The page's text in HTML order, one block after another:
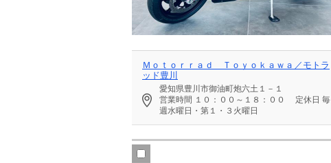
Ｍｏｔｏｒｒａｄ Ｔｏｙｏｋａｗａ／モトラ
ッド豊川
愛知県豊川市御油町炮六土１－１
営業時間 １０：００～１８：００ 定休日 毎
週水曜日・第１・３火曜日